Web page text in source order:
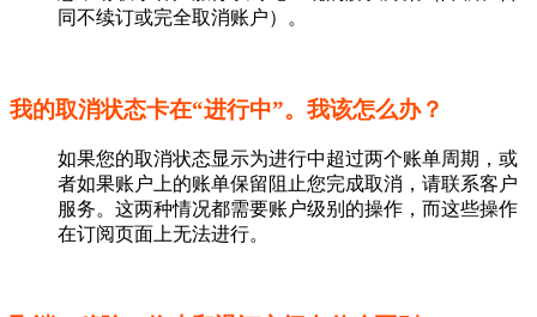
同不续订或完全取消账户）。
我的取消状态卡在“进行中”。我该怎么办？
如果您的取消状态显示为进行中超过两个账单周期，或
者如果账户上的账单保留阻止您完成取消，请联系客户
服务。这两种情况都需要账户级别的操作，而这些操作
在订阅页面上无法进行。